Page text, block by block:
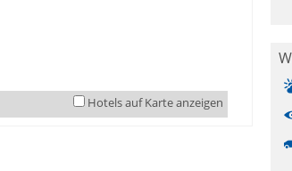
Hotels auf Karte anzeigen